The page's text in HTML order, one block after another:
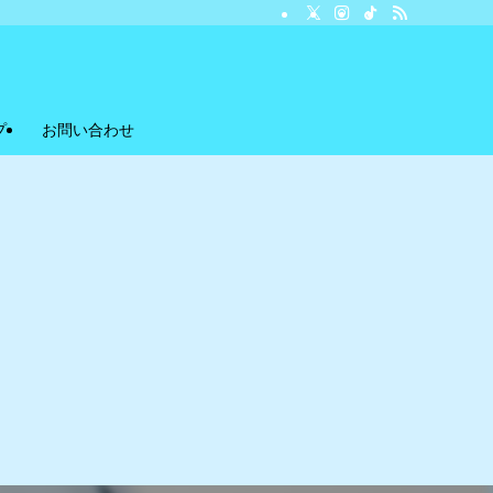
お問い合わせ